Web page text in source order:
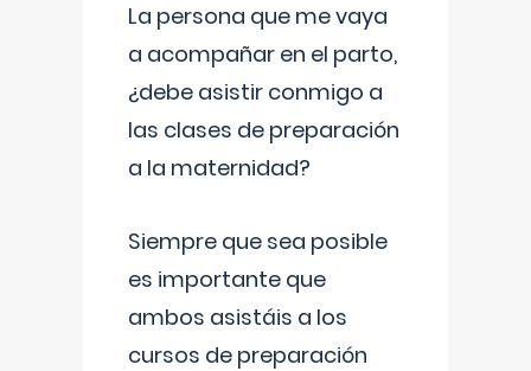
La persona que me vaya
a acompañar en el parto,
¿debe asistir conmigo a
las clases de preparación
a la maternidad?
Siempre que sea posible
es importante que
ambos asistáis a los
cursos de preparación